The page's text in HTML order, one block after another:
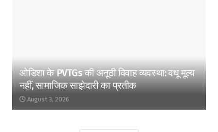
ओडिशा के PVTGs की अनूठी विवाह व्यवस्था: वधू मूल्य
नहीं, सामाजिक साझेदारी का प्रतीक
August 3, 2026